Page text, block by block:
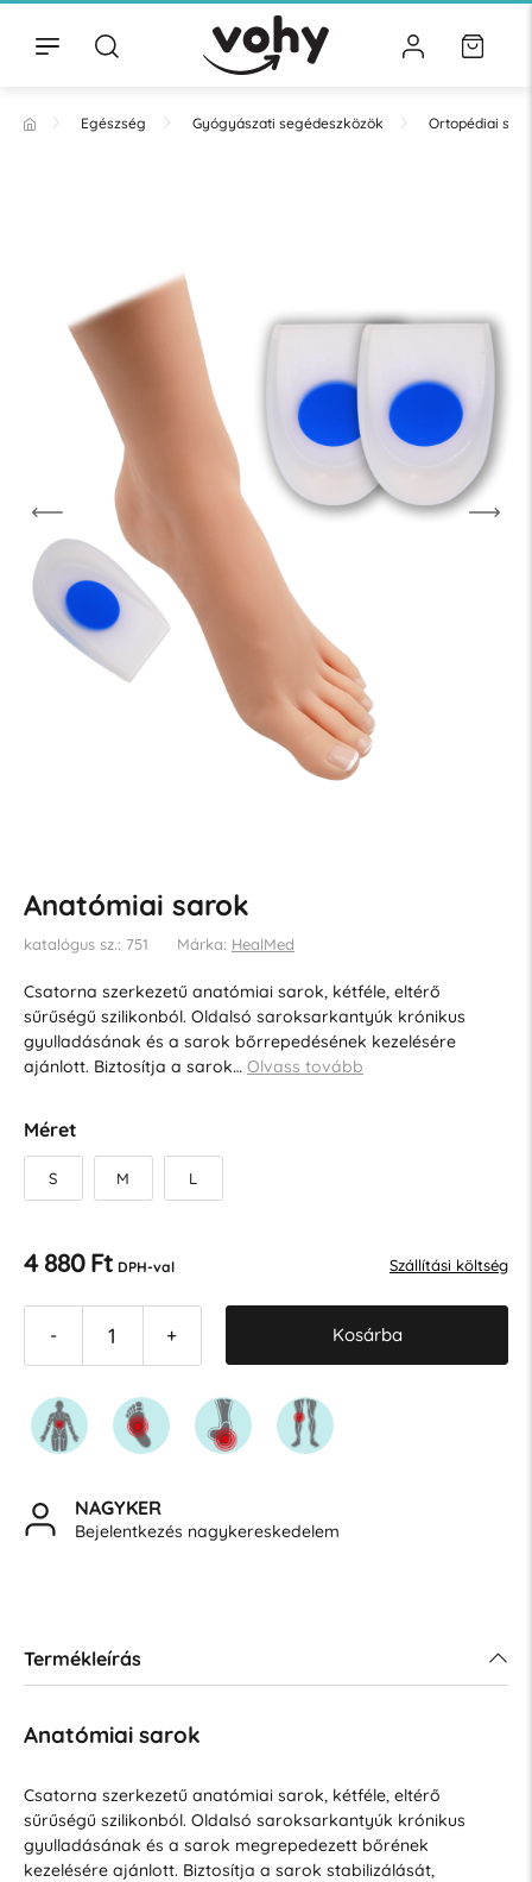
Egészség Gyógyászati segédeszközök Ortopédiai
Anatómiai sarok
katalógus sz.: 751 Márka: HealMed
Csatorna szerkezetű anatómiai sarok, kétféle, eltérő
sűrűségű szilikonból. Oldalsó saroksarkantyúk krónikus
gyulladásának és a sarok bőrrepedésének kezelésére
ajánlott. Biztosítja a sarok… Olvass tovább
Méret
S M L
4 880 Ft DPH-val Szállítási költség
- + Kosárba
NAGYKER
Bejelentkezés nagykereskedelem
Termékleírás
Anatómiai sarok
Csatorna szerkezetű anatómiai sarok, kétféle, eltérő
sűrűségű szilikonból. Oldalsó saroksarkantyúk krónikus
gyulladásának és a sarok megrepedezett bőrének
kezelésére ajánlott. Biztosítja a sarok stabilizálását,